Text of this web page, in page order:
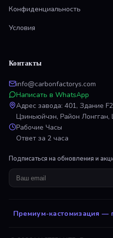
Конфиденциальность
Условия
Контакты
info@carbonfactorys.com
Написать в WhatsApp
Адрес завода: 401, Здание
Цзиньюйчэн, Район
Рабочие Часы
Ответ за 2 часа
Подписаться на обновления и
Премиум-кастомизация —